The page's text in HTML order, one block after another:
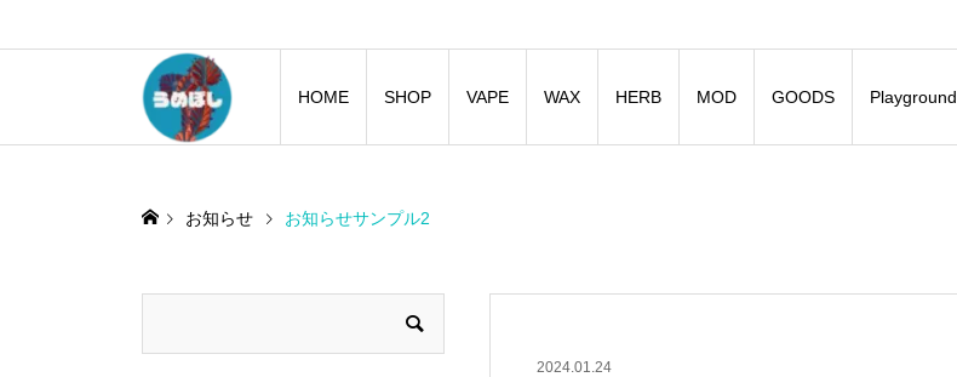
HOME SHOP VAPE WAX HERB MOD GOODS Playground
お知らせ お知らせサンプル2
2024.01.24